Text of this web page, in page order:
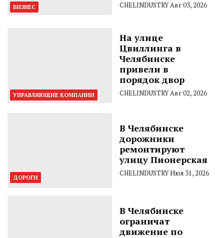
БИЗНЕС CHELINDUSTRYАвг 03, 2026
УПРАВЛЯЮЩИЕ КОМПАНИИ
На улице
Цвиллинга в
Челябинске
привели в
порядок двор
CHELINDUSTRYАвг 02, 2026
ДОРОГИ
В Челябинске
дорожники
ремонтируют
улицу Пионерская
CHELINDUSTRYИюл 31, 2026
В Челябинске
ограничат
движение по